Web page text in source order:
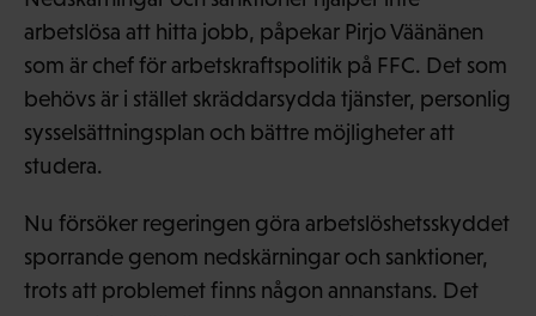
arbetslösa att hitta jobb, påpekar Pirjo Väänänen
som är chef för arbetskraftspolitik på FFC. Det som
behövs är i stället skräddarsydda tjänster, personlig
sysselsättningsplan och bättre möjligheter att
studera.
Nu försöker regeringen göra arbetslöshetsskyddet
sporrande genom nedskärningar och sanktioner,
trots att problemet finns någon annanstans. Det